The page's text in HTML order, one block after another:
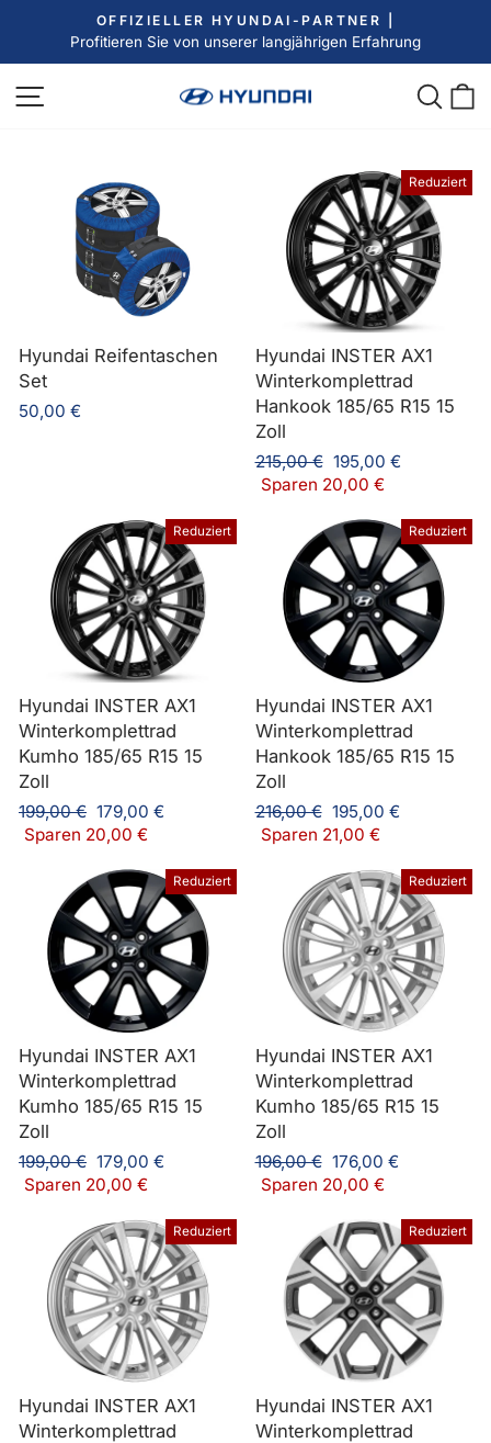
Inhalt
Pause
OFFIZIELLER HYUNDAI-PARTNER |
Profitieren Sie von unserer langjährigen Erfahrung
Seitennavigation
Hyundai Reifentaschen
Set
50,00 €
Reduziert
Hyundai INSTER AX1
Winterkomplettrad
Hankook 185/65 R15 15
Zoll
Normaler
Preis
215,00 € Sonderpreis
195,00 €
Sparen 20,00 €
Reduziert
Hyundai INSTER AX1
Winterkomplettrad
Kumho 185/65 R15 15
Zoll
Normaler
Preis
199,00 € Sonderpreis
179,00 €
Sparen 20,00 €
Reduziert
Hyundai INSTER AX1
Winterkomplettrad
Hankook 185/65 R15 15
Zoll
Normaler
Preis
216,00 € Sonderpreis
195,00 €
Sparen 21,00 €
Reduziert
Hyundai INSTER AX1
Winterkomplettrad
Kumho 185/65 R15 15
Zoll
Normaler
Preis
199,00 € Sonderpreis
179,00 €
Sparen 20,00 €
Reduziert
Hyundai INSTER AX1
Winterkomplettrad
Kumho 185/65 R15 15
Zoll
Normaler
Preis
196,00 € Sonderpreis
176,00 €
Sparen 20,00 €
Reduziert
Hyundai INSTER AX1
Winterkomplettrad
Reduziert
Hyundai INSTER AX1
Winterkomplettrad